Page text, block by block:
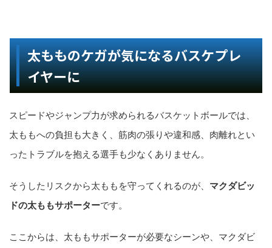
太もものケガが気になるバスケプレ
イヤーに
スピードやジャンプ力が求められるバスケットボールでは、
太ももへの負担も大きく、筋肉の張りや違和感、肉離れとい
ったトラブルを抱える選手も少なくありません。
そうしたリスクから太ももを守ってくれるのが、 マクダビッ
ドの太ももサポーターです。
ここからは、太ももサポーターが必要なシーンや、マクダビ